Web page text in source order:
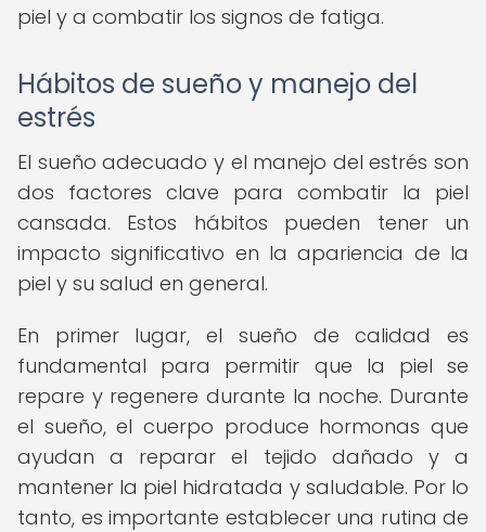
piel y a combatir los signos de fatiga.
Hábitos de sueño y manejo del
estrés
El sueño adecuado y el manejo del estrés son
dos factores clave para combatir la piel
cansada. Estos hábitos pueden tener un
impacto significativo en la apariencia de la
piel y su salud en general.
En primer lugar, el sueño de calidad es
fundamental para permitir que la piel se
repare y regenere durante la noche. Durante
el sueño, el cuerpo produce hormonas que
ayudan a reparar el tejido dañado y a
mantener la piel hidratada y saludable. Por lo
tanto, es importante establecer una rutina de